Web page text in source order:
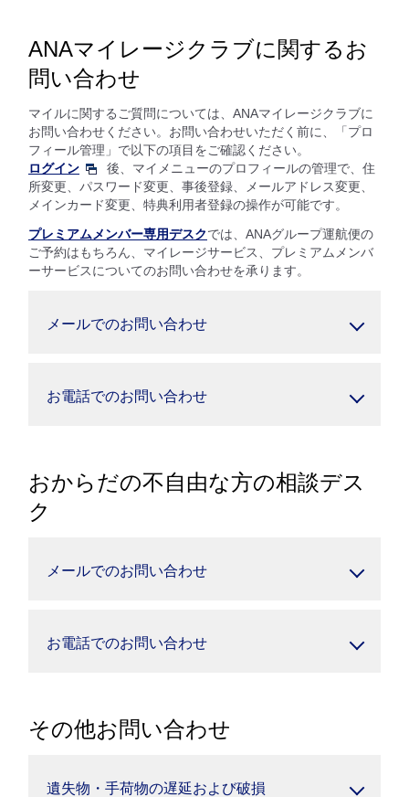
ANAマイレージクラブに関するお
問い合わせ
マイルに関するご質問については、ANAマイレージクラブに
お問い合わせください。お問い合わせいただく前に、「プロ
フィール管理」で以下の項目をご確認ください。
ログイン
後、マイメニューのプロフィールの管理で、住
所変更、パスワード変更、事後登録、メールアドレス変更、
メインカード変更、特典利用者登録の操作が可能です。
プレミアムメンバー専用デスクでは、ANAグループ運航便の
ご予約はもちろん、マイレージサービス、プレミアムメンバ
ーサービスについてのお問い合わせを承ります。
メールでのお問い合わせ
お電話でのお問い合わせ
おからだの不自由な方の相談デス
ク
メールでのお問い合わせ
お電話でのお問い合わせ
その他お問い合わせ
遺失物・手荷物の遅延および破損